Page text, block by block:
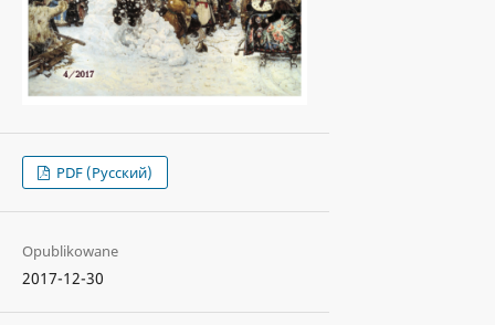
PDF (Русский)
Opublikowane
2017-12-30